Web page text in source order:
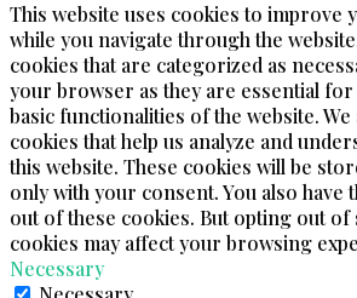
This website uses cookies to improve
while you navigate through the
cookies that are categorized as
your browser as they are essential
basic functionalities of the website.
cookies that help us analyze and
this website. These cookies will be
only with your consent. You also have
out of these cookies. But opting out of
cookies may affect your browsing
Necessary